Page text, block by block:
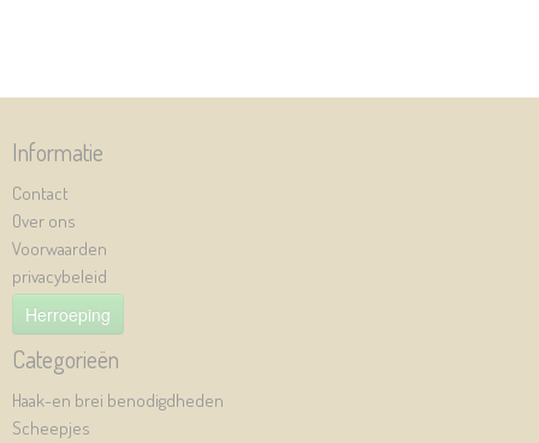
Informatie
Contact
Over ons
Voorwaarden
privacybeleid
Herroeping
Categorieën
Haak-en brei benodigdheden
Scheepjes